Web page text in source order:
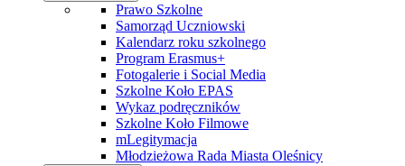
Prawo Szkolne
Samorząd Uczniowski
Kalendarz roku szkolnego
Program Erasmus+
Fotogalerie i Social Media
Szkolne Koło EPAS
Wykaz podręczników
Szkolne Koło Filmowe
mLegitymacja
Młodzieżowa Rada Miasta Oleśnicy